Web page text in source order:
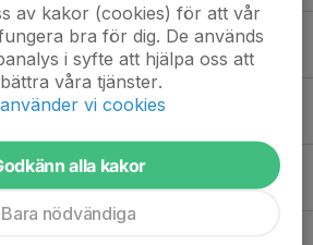
av kakor (cookies) för att vår
bra för dig. De används
i syfte att hjälpa oss att
våra tjänster.
vi cookies
alla kakor
Bara nödvändiga